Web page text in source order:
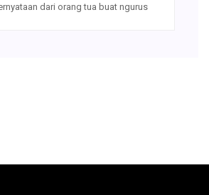
dari orang tua buat ngurus